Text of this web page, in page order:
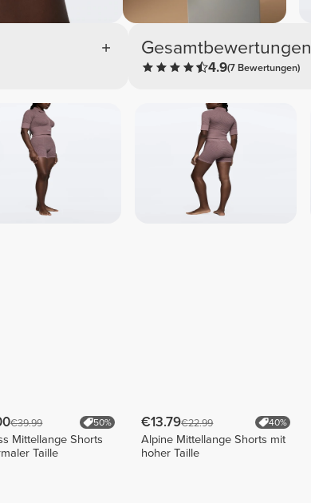
Gesamtbewertungen
4.9(7 Bewertungen)
€39.99 50%
Mittellange Shorts
Taille
€13.79€22.99 40%
Alpine Mittellange Shorts mit
hoher Taille